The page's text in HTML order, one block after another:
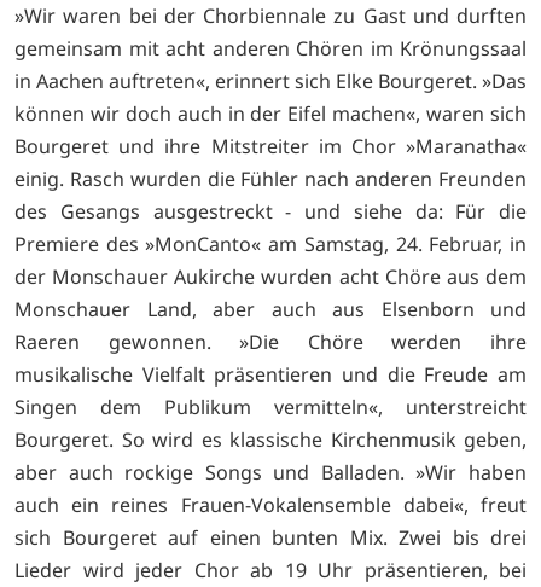
»Wir waren bei der Chorbiennale zu Gast und durften
gemeinsam mit acht anderen Chören im Krönungssaal
in Aachen auftreten«, erinnert sich Elke Bourgeret. »Das
können wir doch auch in der Eifel machen«, waren sich
Bourgeret und ihre Mitstreiter im Chor »Maranatha«
einig. Rasch wurden die Fühler nach anderen Freunden
des Gesangs ausgestreckt - und siehe da: Für die
Premiere des »MonCanto« am Samstag, 24. Februar, in
der Monschauer Aukirche wurden acht Chöre aus dem
Monschauer Land, aber auch aus Elsenborn und
Raeren gewonnen. »Die Chöre werden ihre
musikalische Vielfalt präsentieren und die Freude am
Singen dem Publikum vermitteln«, unterstreicht
Bourgeret. So wird es klassische Kirchenmusik geben,
aber auch rockige Songs und Balladen. »Wir haben
auch ein reines Frauen-Vokalensemble dabei«, freut
sich Bourgeret auf einen bunten Mix. Zwei bis drei
Lieder wird jeder Chor ab 19 Uhr präsentieren, bei